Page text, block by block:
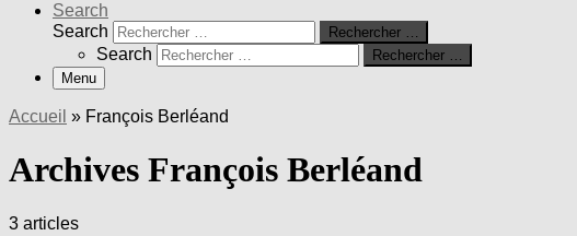
Search
Search
Rechercher …
Search
Rechercher …
Menu
Accueil » François Berléand
Archives François Berléand
3 articles